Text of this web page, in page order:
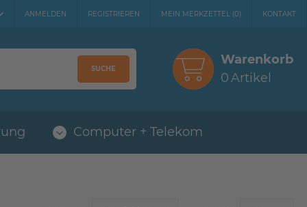
ANMELDEN REGISTRIEREN MEIN MERKZETTEL (0) KONTAKT
SUCHE
Warenkorb
0Artikel
Computer + Telekom